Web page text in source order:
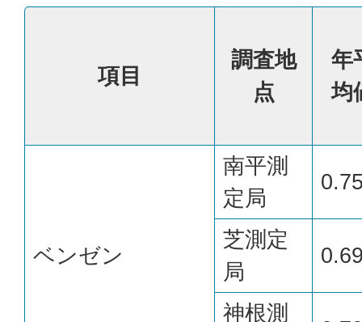
項目
調査地
点
年
均
ベンゼン
南平測
定局
芝測定
局
神根測